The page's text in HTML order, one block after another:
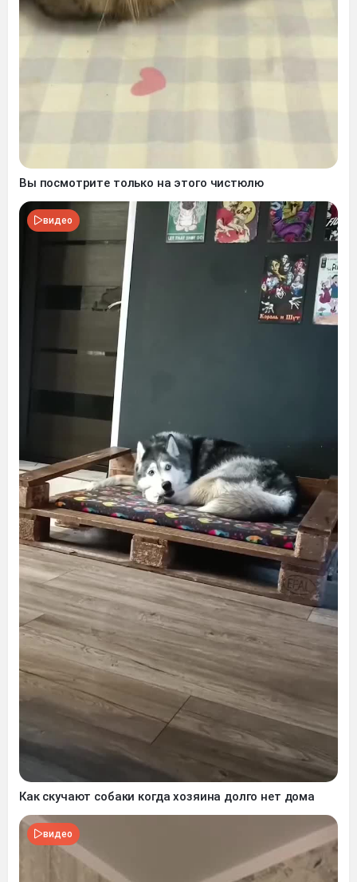
Вы посмотрите только на этого чистюлю
видео
Как скучают собаки когда хозяина долго нет дома
видео